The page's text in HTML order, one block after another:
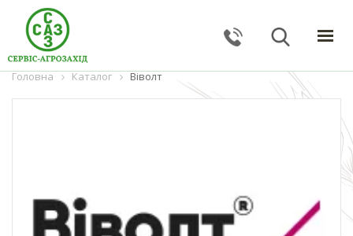
ГОЛОВНА
КАТАЛОГ
КОНТАКТИ
Головна Каталог Віволт